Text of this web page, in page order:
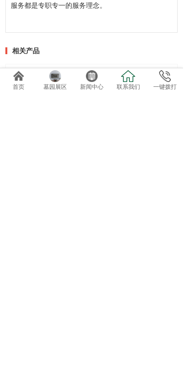
服务都是专职专一的服务理念。
相关产品
首页 墓园展区 新闻中心 联系我们 一键拨打